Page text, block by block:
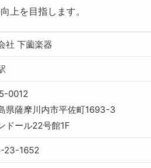
上を目指します。
社 下薗楽器
0012
県薩摩川内市平佐町1693-3
ドール22号館1F
23-1652